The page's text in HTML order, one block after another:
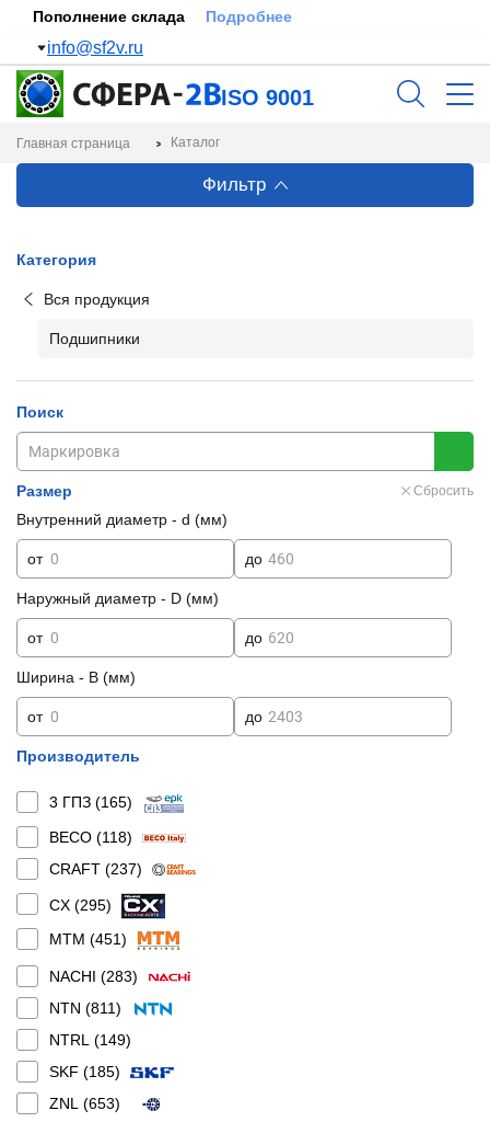
Пополнение склада Подробнее
info@sf2v.ru
ISO 9001
Главная страница Каталог
Фильтр
Категория
Вся продукция
Подшипники
Поиск
Размер Сбросить
Внутренний диаметр - d (мм)
от до
Наружный диаметр - D (мм)
от до
Ширина - B (мм)
от до
Производитель
3 ГПЗ (165)
BECO (118)
CRAFT (237)
CX (295)
MTM (451)
NACHI (283)
NTN (811)
NTRL (149)
SKF (185)
ZNL (653)